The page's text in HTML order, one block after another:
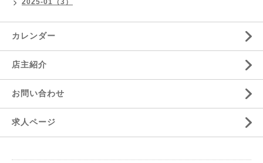
2025-01（3）
カレンダー
店主紹介
お問い合わせ
求人ページ